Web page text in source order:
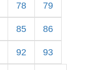
78 79
85 86
92 93